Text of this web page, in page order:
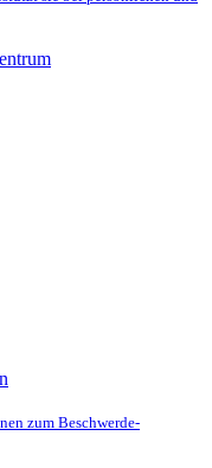
zum Beschwerde-